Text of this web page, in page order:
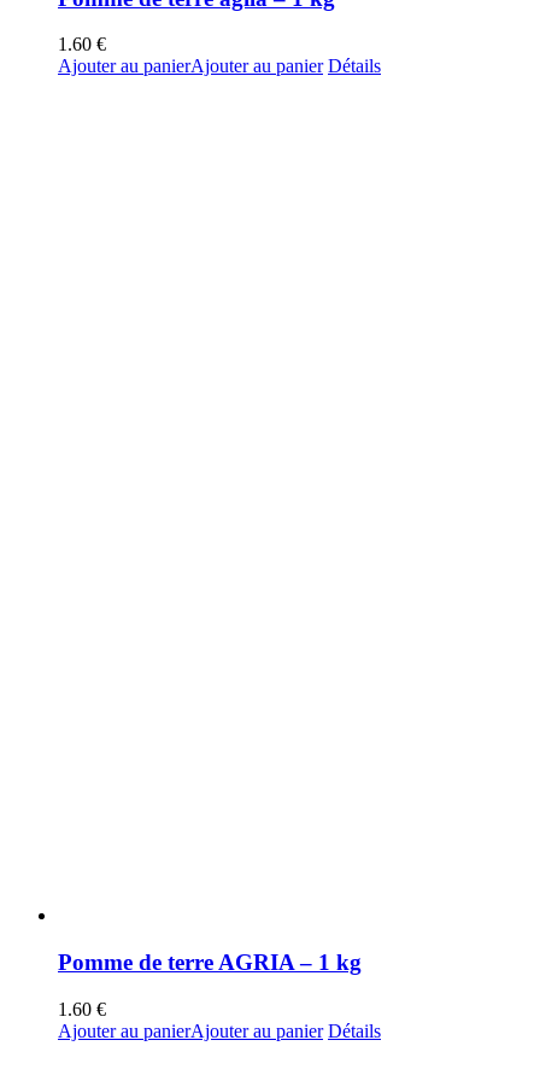
1.60 €
Ajouter au panierAjouter au panier Détails
Pomme de terre AGRIA – 1 kg
1.60 €
Ajouter au panierAjouter au panier Détails